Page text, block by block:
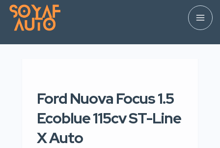
Ford Nuova Focus 1.5
Ecoblue 115cv ST-Line
X Auto